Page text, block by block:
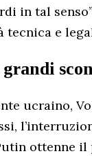
in tal
tecnica e
ucraino,
ottenne